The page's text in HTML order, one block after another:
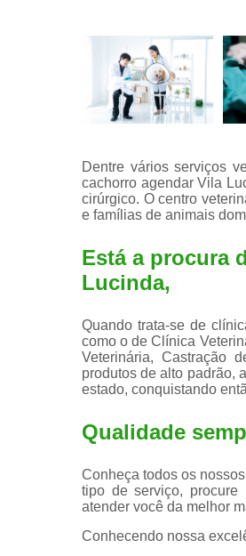
Dentre vários serviços
cachorro agendar Vila
cirúrgico. O centro
e famílias de animais
Está a procura
Lucinda,
Quando trata-se de
como o de Clínica
Veterinária, Castração
produtos de alto padrão,
estado, conquistando
Qualidade
Conheça todos os
tipo de serviço, procure
atender você da melhor
Conhecendo nossa